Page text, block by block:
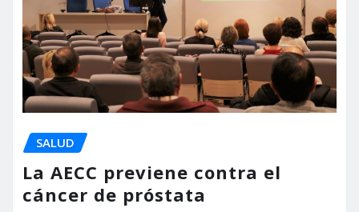
SALUD
La AECC previene contra el
cáncer de próstata